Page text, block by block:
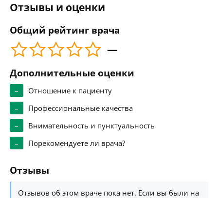
Отзывы и оценки
Общий рейтинг врача
—
Дополнительные оценки
–
Отношение к пациенту
–
Профессиональные качества
–
Внимательность и пунктуальность
–
Порекомендуете ли врача?
Отзывы
Отзывов об этом враче пока нет. Если вы были на